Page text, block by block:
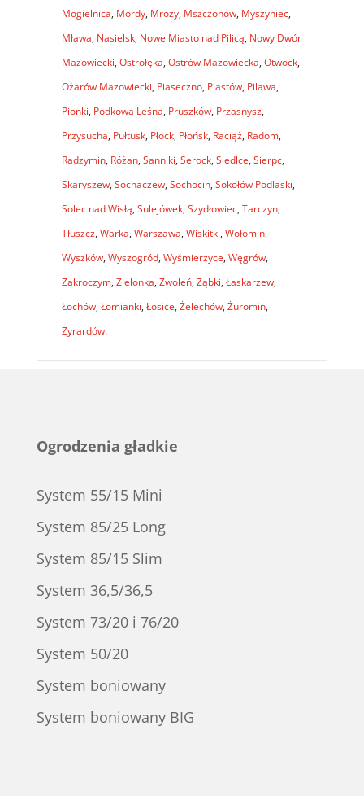
Mogielnica, Mordy, Mrozy, Mszczonów, Myszyniec,
Mława, Nasielsk, Nowe Miasto nad Pilicą, Nowy Dwór
Mazowiecki, Ostrołęka, Ostrów Mazowiecka, Otwock,
Ożarów Mazowiecki, Piaseczno, Piastów, Pilawa,
Pionki, Podkowa Leśna, Pruszków, Przasnysz,
Przysucha, Pułtusk, Płock, Płońsk, Raciąż, Radom,
Radzymin, Różan, Sanniki, Serock, Siedlce, Sierpc,
Skaryszew, Sochaczew, Sochocin, Sokołów Podlaski,
Solec nad Wisłą, Sulejówek, Szydłowiec, Tarczyn,
Tłuszcz, Warka, Warszawa, Wiskitki, Wołomin,
Wyszków, Wyszogród, Wyśmierzyce, Węgrów,
Zakroczym, Zielonka, Zwoleń, Ząbki, Łaskarzew,
Łochów, Łomianki, Łosice, Żelechów, Żuromin,
Żyrardów.
Ogrodzenia gładkie
System 55/15 Mini
System 85/25 Long
System 85/15 Slim
System 36,5/36,5
System 73/20 i 76/20
System 50/20
System boniowany
System boniowany BIG